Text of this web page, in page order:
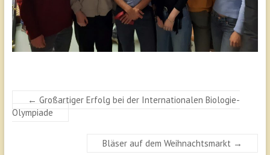
← Großartiger Erfolg bei der Internationalen Biologie-
Olympiade
Bläser auf dem Weihnachtsmarkt →